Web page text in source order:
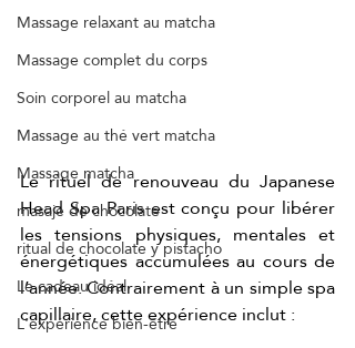
Massage relaxant au matcha
Massage complet du corps
Soin corporel au matcha
Massage au thé vert matcha
Massage matcha
masaje de chocolate
ritual de chocolate y pistacho
Le cadeau idéal
L'expérience bien-être
Le rituel de renouveau du Japanese
Head Spa Paris est conçu pour libérer
les tensions physiques, mentales et
énergétiques accumulées au cours de
l’année. Contrairement à un simple spa
capillaire, cette expérience inclut :